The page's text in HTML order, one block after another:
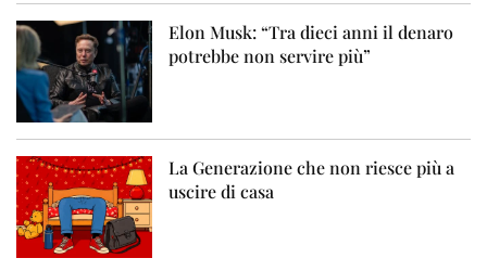
Elon Musk: “Tra dieci anni il denaro
potrebbe non servire più”
La Generazione che non riesce più a
uscire di casa